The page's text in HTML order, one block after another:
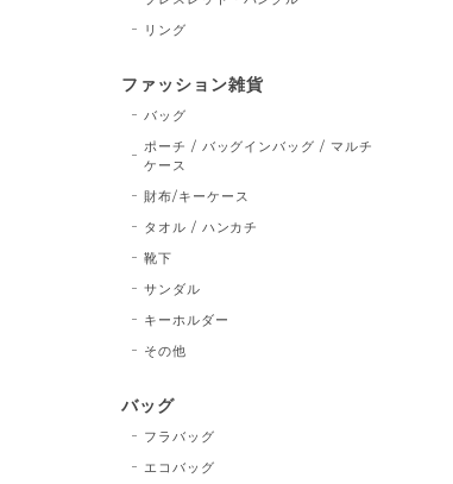
リング
ファッション雑貨
バッグ
ポーチ / バッグインバッグ / マルチ
ケース
財布/キーケース
タオル / ハンカチ
靴下
サンダル
キーホルダー
その他
バッグ
フラバッグ
エコバッグ